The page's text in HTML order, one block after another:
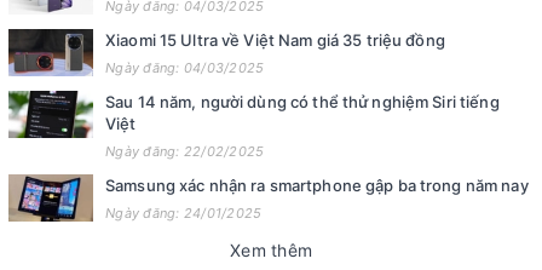
Ngày đăng: 04/03/2025
Xiaomi 15 Ultra về Việt Nam giá 35 triệu đồng
Ngày đăng: 04/03/2025
Sau 14 năm, người dùng có thể thử nghiệm Siri tiếng
Việt
Ngày đăng: 22/02/2025
Samsung xác nhận ra smartphone gập ba trong năm nay
Ngày đăng: 24/01/2025
Xem thêm